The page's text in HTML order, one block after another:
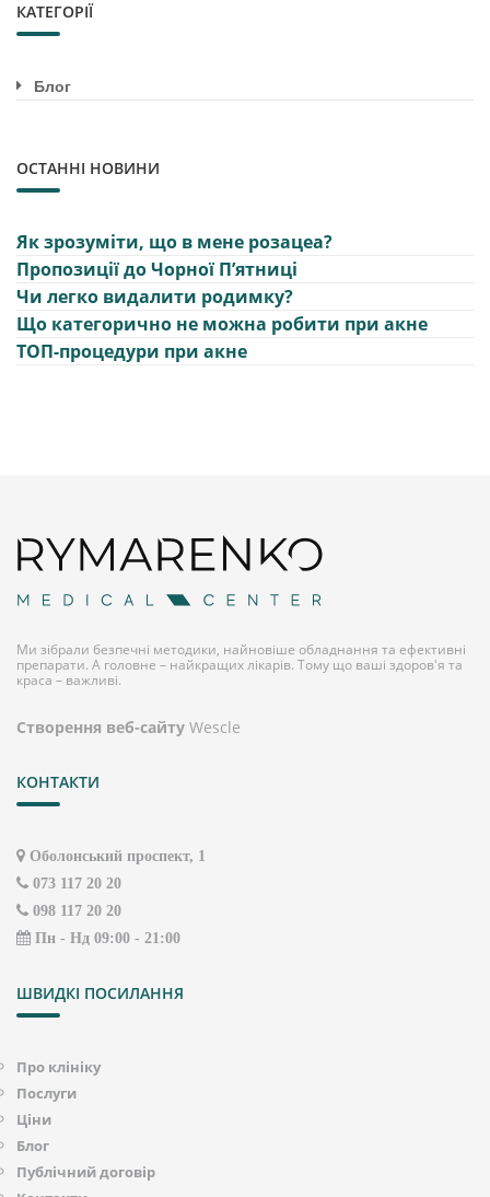
КАТЕГОРІЇ
Блог
ОСТАННІ НОВИНИ
Як зрозуміти, що в мене розацеа?
Пропозиції до Чорної Пʼятниці
Чи легко видалити родимку?
Що категорично не можна робити при акне
ТОП-процедури при акне
Ми зібрали безпечні методики, найновіше обладнання та ефективні
препарати. А головне – найкращих лікарів. Тому що ваші здоров'я та
краса – важливі.
Створення веб-сайту Wescle
КОНТАКТИ
Оболонський проспект, 1
073 117 20 20
098 117 20 20
Пн - Нд 09:00 - 21:00
ШВИДКІ ПОСИЛАННЯ
Про клініку
Послуги
Ціни
Блог
Публічний договір